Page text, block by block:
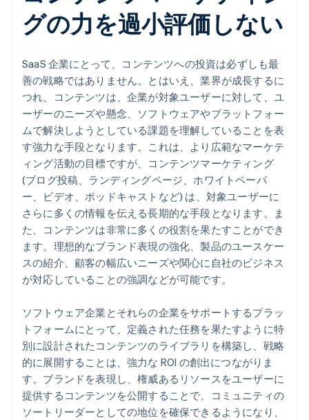
グの力を過小評価しない
SaaS 企業にとって、コンテンツへの投資は必ずしも最
善の戦略ではありません。とはいえ、業界が成長するに
つれ、コンテンツは、企業が対象ユーザーに対して、ユ
ーザーのニーズや懸念、ソフトウェアやプラットフォー
ムで解決しようとしている課題を理解していることを表
す強力な手段となります。これは、より広範なマーケテ
ィング活動の目標ですが、コンテンツマーケティング
(ブログ投稿、ランディングページ、ホワイトペーパ
ー、ビデオ、ポッドキャストなど) は、対象ユーザーに
さらに多くの情報を伝える長期的な手段となります。ま
た、コンテンツは非常に多くの役割を果たすことができ
ます。理想的なブランド表現の強化、製品のユースケー
スの紹介、顧客の幅広いニーズや関心に自社のビジネス
が対応していることの強調などが可能です。
ソフトウェア企業とそれらの企業をサポートするプラッ
トフォームにとって、定義された任務を果たすように特
別に設計されたコンテンツのライブラリを構築し、戦略
的に展開することは、強力な ROI の創出につながりま
す。ブランドを表現し、権威あるリソースをユーザーに
提供するコンテンツを公開することで、コミュニティの
ソートリーダーとしての地位を確保できるようになり、